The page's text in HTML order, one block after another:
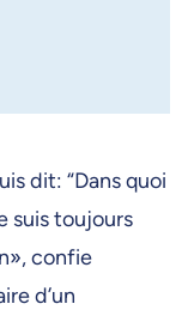
dit: “Dans quoi
suis toujours
confie
d’un